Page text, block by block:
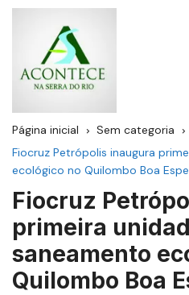
Página inicial
Sem categoria
Fiocruz Petrópolis inaugura
ecológico no Quilombo Boa
Fiocruz
primeira
saneamento
Quilombo Boa